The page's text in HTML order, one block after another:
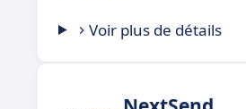
Voir plus de détails